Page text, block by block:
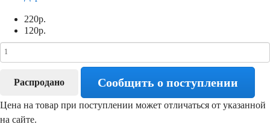
220р.
120р.
Распродано Сообщить о поступлении
Цена на товар при поступлении может отличаться от указанной
на сайте.